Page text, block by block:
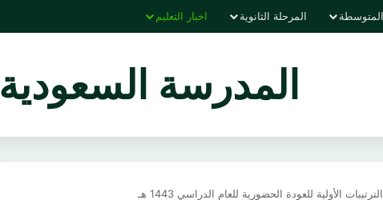
المرحلة الثانوية اخبار التعليم
المدرسة السعودية
الأولية للعودة الحضورية للعام الدراسي 1443 هـ